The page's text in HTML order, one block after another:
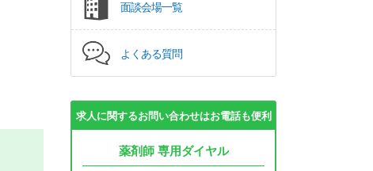
面談会場一覧
よくある質問
求人に関するお問い合わせはお電話も便利
薬剤師 専用ダイヤル